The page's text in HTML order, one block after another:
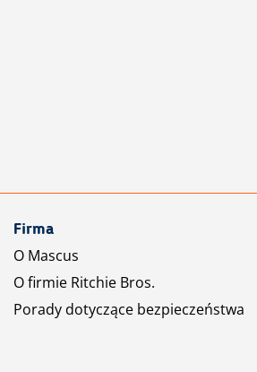
Firma
O Mascus
O firmie Ritchie Bros.
Porady dotyczące bezpieczeństwa